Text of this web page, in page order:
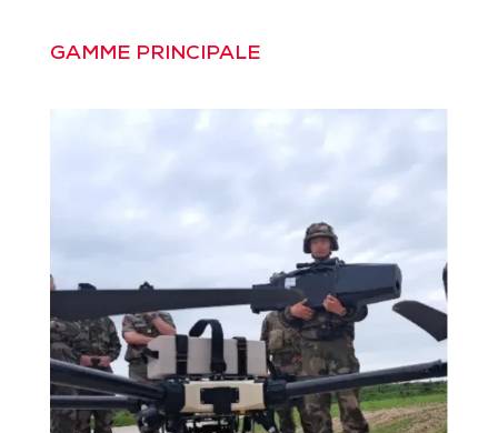
GAMME PRINCIPALE